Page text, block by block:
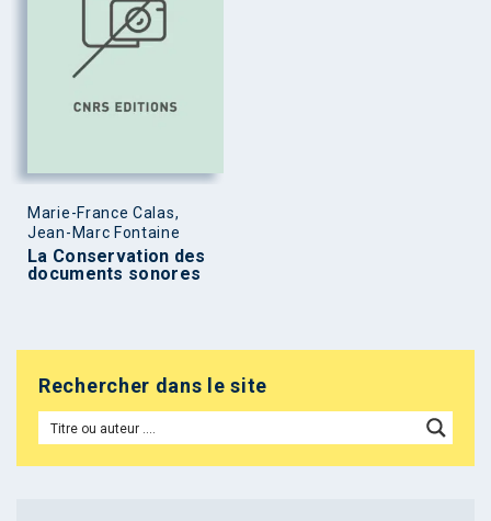
Marie-France Calas,
Jean-Marc Fontaine
La Conservation des
documents sonores
Rechercher dans le site